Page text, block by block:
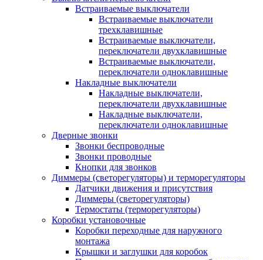
Встраиваемые выключатели
Встраиваемые выключатели
трехклавишные
Встраиваемые выключатели,
переключатели двухклавишные
Встраиваемые выключатели,
переключатели одноклавишные
Накладные выключатели
Накладные выключатели,
переключатели двухклавишные
Накладные выключатели,
переключатели одноклавишные
Дверные звонки
Звонки беспроводные
Звонки проводные
Кнопки для звонков
Диммеры (светорегуляторы) и терморегуляторы
Датчики движения и присутствия
Диммеры (светорегуляторы)
Термостаты (терморегуляторы)
Коробки установочные
Коробки переходные для наружного
монтажа
Крышки и заглушки для коробок